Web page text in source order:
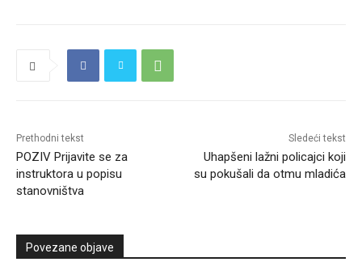
Prethodni tekst
POZIV Prijavite se za
instruktora u popisu
stanovništva
Sledeći tekst
Uhapšeni lažni policajci koji
su pokušali da otmu mladića
Povezane objave